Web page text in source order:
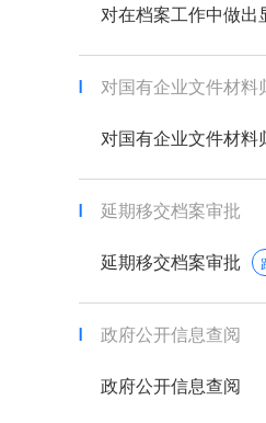
对在档案工作中做出
对国有企业文件材料
对国有企业文件材
延期移交档案审批
延期移交档案审批
政府公开信息查阅
政府公开信息查阅